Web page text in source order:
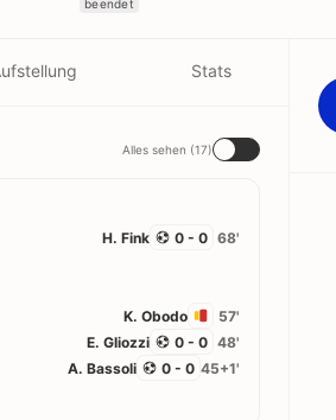
beendet
Stats
Alles sehen (17)
68'
0 - 0
H. Fink
57'
K. Obodo
48'
0 - 0
E. Gliozzi
45+1'
0 - 0
A. Bassoli